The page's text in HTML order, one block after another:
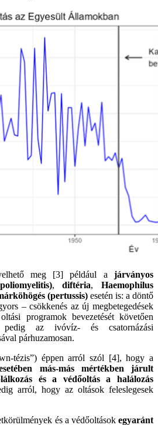
meg [3] például a járványos
,diftéria,Haemophilus
(pertussis) esetén is: a döntő
– csökkenés az új megbetegedések
programok bevezetését követően
pedig az ivóvíz- és csatornázási
párhuzamosan.
tézis”) éppen arról szól [4], hogy a
más-más mértékben járult
és a védőoltás a halálozás
arról, hogy az oltások feleslegesek
és a védőoltások egyaránt